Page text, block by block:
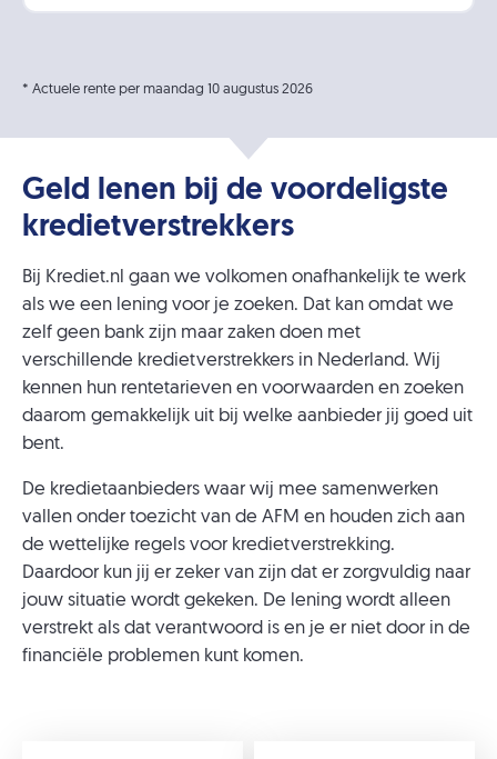
* Actuele rente per maandag 10 augustus 2026
Geld lenen bij de voordeligste
kredietverstrekkers
Bij Krediet.nl gaan we volkomen onafhankelijk te werk
als we een lening voor je zoeken. Dat kan omdat we
zelf geen bank zijn maar zaken doen met
verschillende kredietverstrekkers in Nederland. Wij
kennen hun rentetarieven en voorwaarden en zoeken
daarom gemakkelijk uit bij welke aanbieder jij goed uit
bent.
De kredietaanbieders waar wij mee samenwerken
vallen onder toezicht van de AFM en houden zich aan
de wettelijke regels voor kredietverstrekking.
Daardoor kun jij er zeker van zijn dat er zorgvuldig naar
jouw situatie wordt gekeken. De lening wordt alleen
verstrekt als dat verantwoord is en je er niet door in de
financiële problemen kunt komen.